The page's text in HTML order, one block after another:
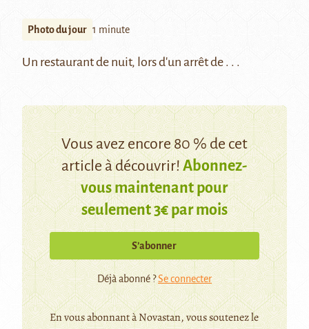
Photo du jour 1 minute
Un restaurant de nuit, lors d'un arrêt de . . .
Vous avez encore 80 % de cet
article à découvrir!Abonnez-
vous maintenant pour
seulement 3€ par mois
S’abonner
Déjà abonné ?Se connecter
En vous abonnant à Novastan, vous soutenez le